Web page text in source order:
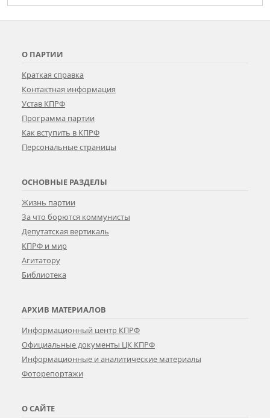
О ПАРТИИ
Краткая справка
Контактная информация
Устав КПРФ
Программа партии
Как вступить в КПРФ
Персональные страницы
ОСНОВНЫЕ РАЗДЕЛЫ
Жизнь партии
За что борются коммунисты
Депутатская вертикаль
КПРФ и мир
Агитатору
Библиотека
АРХИВ МАТЕРИАЛОВ
Информационный центр КПРФ
Официальные документы ЦК КПРФ
Информационные и аналитические материалы
Фоторепортажи
О САЙТЕ